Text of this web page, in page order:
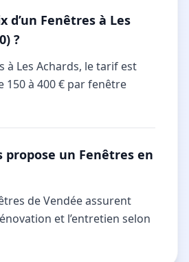
d’un Fenêtres à Les
?
à Les Achards, le tarif est
150 à 400 € par fenêtre
propose un Fenêtres en
de Vendée assurent
et l’entretien selon